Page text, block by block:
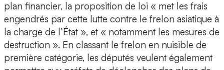
plan financier, la proposition de loi « met les frais
engendrés par cette lutte contre le frelon asiatique à
la charge de l’État », et « notamment les mesures de
destruction ». En classant le frelon en nuisible de
première catégorie, les députés veulent également